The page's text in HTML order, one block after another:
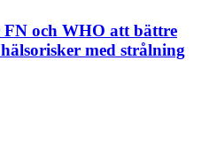
och WHO att bättre
med strålning